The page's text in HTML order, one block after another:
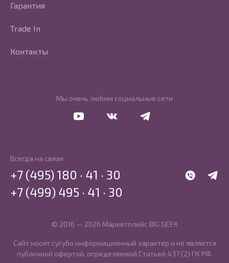
Мы очень любим социальные сети
Гарантия
Trade In
Контакты
Всегда на связи
WhatsApp
+7 (495) 180 · 41 · 30
+7 (499) 495 · 41 · 30
© 2016 — 2026 Маркетплейс BIG GEEK
Сайт носит сугубо информационный характер и не является
публичной офертой, определяемой Статьей 437 (2) ГК РФ.